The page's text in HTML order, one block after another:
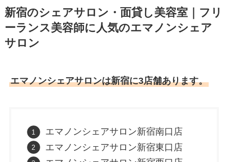
新宿のシェアサロン・面貸し美容室｜フリ
ーランス美容師に人気のエマノンシェア
サロン
エマノンシェアサロンは新宿に3店舗あります。
エマノンシェアサロン新宿南口店
エマノンシェアサロン新宿東口店